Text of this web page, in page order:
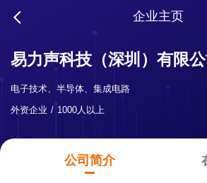
企业主页
易力声科技（深圳）有限公
电子技术、半导体、集成电路
外资企业
1000人以上
公司简介